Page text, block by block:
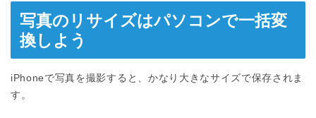
写真のリサイズはパソコンで一括変
換しよう
iPhoneで写真を撮影すると、かなり大きなサイズで保存されま
す。